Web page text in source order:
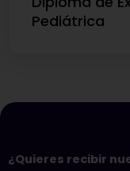
Pediátrica
¿Quieres recibir